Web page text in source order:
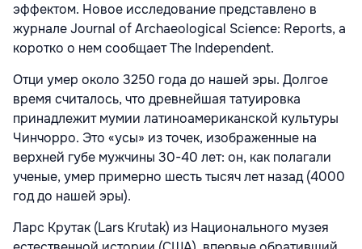
эффектом. Новое исследование представлено в
журнале Journal of Archaeological Science: Reports, а
коротко о нем сообщает The Independent.
Отци умер около 3250 года до нашей эры. Долгое
время считалось, что древнейшая татуировка
принадлежит мумии латиноамериканской культуры
Чинчорро. Это «усы» из точек, изображенные на
верхней губе мужчины 30-40 лет: он, как полагали
ученые, умер примерно шесть тысяч лет назад (4000
год до нашей эры).
Ларс Крутак (Lars Krutak) из Национального музея